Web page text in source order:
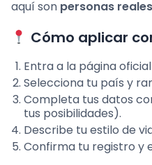
aquí son personas
Cómo aplicar
Entra a la página
Selecciona tu país y
Completa tus datos
tus posibilidades).
Describe tu estilo de
Confirma tu registro y